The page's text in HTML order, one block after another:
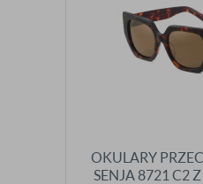
OKULARY
SENJA 8721 C2